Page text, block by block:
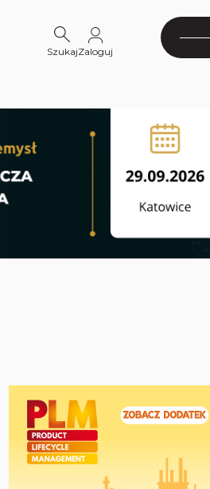
SzukajZaloguj